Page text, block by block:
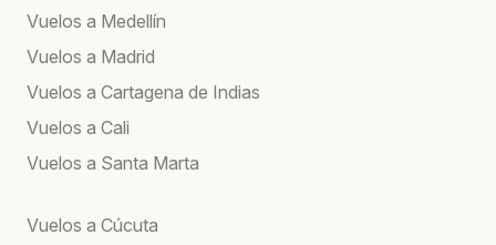
Vuelos a Medellín
Vuelos a Madrid
Vuelos a Cartagena de Indias
Vuelos a Cali
Vuelos a Santa Marta
Vuelos a Cúcuta